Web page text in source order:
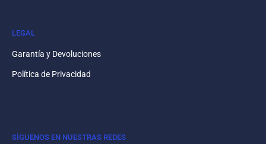
LEGAL
Garantía y Devoluciones
Política de Privacidad
SÍGUENOS EN NUESTRAS REDES